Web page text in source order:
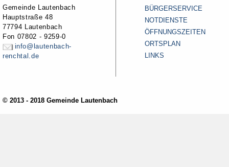
Gemeinde Lautenbach
Hauptstraße 48
77794 Lautenbach
Fon 07802 - 9259-0
info@lautenbach-
renchtal.de
BÜRGERSERVICE
NOTDIENSTE
ÖFFNUNGSZEITEN
ORTSPLAN
LINKS
© 2013 - 2018 Gemeinde Lautenbach